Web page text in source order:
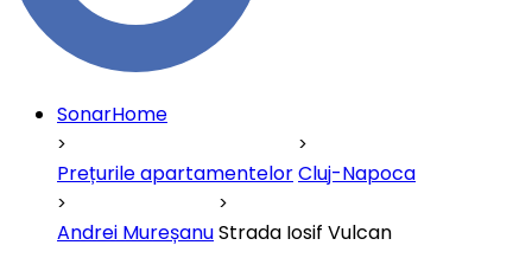
SonarHome
Prețurile apartamentelorCluj-Napoca
Andrei MureșanuStrada Iosif Vulcan